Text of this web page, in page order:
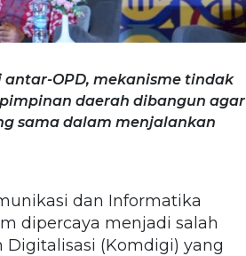
OPD, mekanisme tindak
daerah dibangun agar
sama dalam menjalankan
dan Informatika
dipercaya menjadi salah
(Komdigi) yang